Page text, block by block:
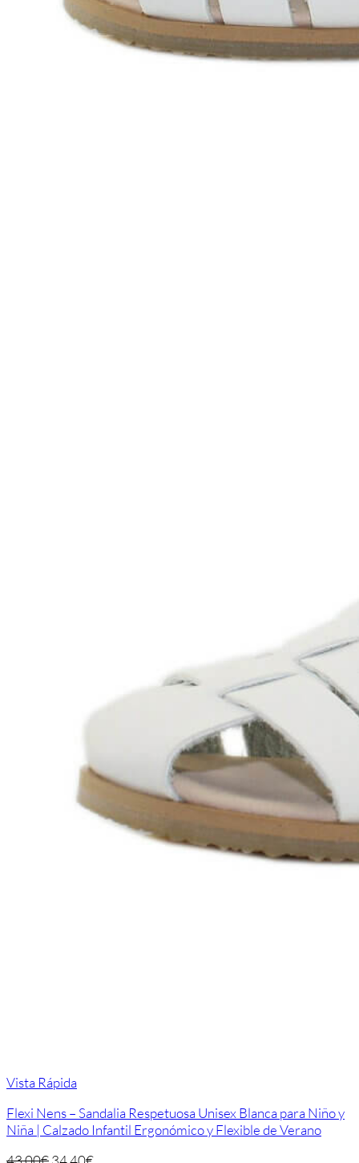
Vista Rápida
Flexi Nens – Sandalia Respetuosa Unisex Blanca para Niño y
Niña | Calzado Infantil Ergonómico y Flexible de Verano